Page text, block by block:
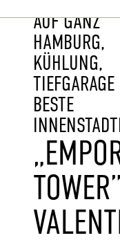
AUF GANZ
HAMBURG,
KÜHLUNG,
BESTE